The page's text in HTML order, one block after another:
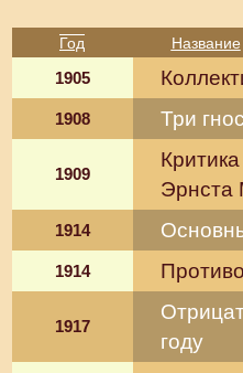
Год Название
1905
1908 Три
1909
Эрнста
1914
1914
1917
году